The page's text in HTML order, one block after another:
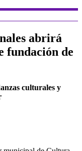
abrirá
fundación de
culturales y